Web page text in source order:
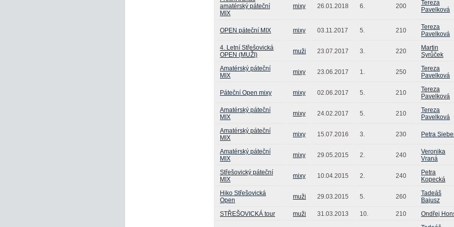
amatérský páteční
MIX
mixy 26.01.2018 6. 200
Tereza
Pavelková
OPEN páteční MIX mixy 03.11.2017 5. 210
Tereza
Pavelková
4. Letní Střešovická
OPEN (MUŽI)
muži 23.07.2017 3. 220
Martin
Syrůček
Amatérský páteční
MIX
mixy 23.06.2017 1. 250
Tereza
Pavelková
Páteční Open mixy mixy 02.06.2017 5. 210
Tereza
Pavelková
Amatérský páteční
MIX
mixy 24.02.2017 5. 210
Tereza
Pavelková
Amatérský páteční
MIX
mixy 15.07.2016 3. 230 Petra
Amatérský páteční
MIX
mixy 29.05.2015 2. 240
Veronika
Vraná
Střešovický páteční
MIX
mixy 10.04.2015 2. 240
Petra
Kopecká
Hiko Střešovická
Open
muži 29.03.2015 5. 260
Tadeáš
Bajusz
STŘEŠOVICKÁ tour
muži 31.03.2013 10. 210
Ondřej